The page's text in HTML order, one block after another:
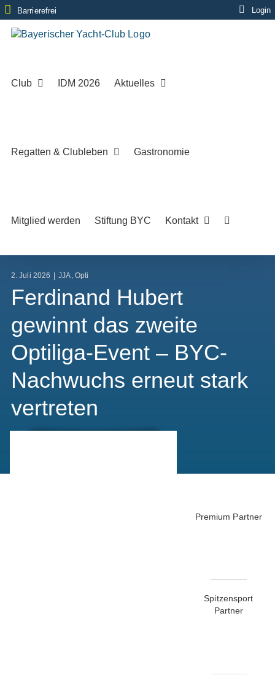
Zum
Inhalt
springen
Barrierefrei Login
Club IDM 2026 Aktuelles
Regatten & Clubleben Gastronomie
Mitglied werden Stiftung BYC Kontakt
2. Juli 2026 JJA, Opti
Ferdinand Hubert
gewinnt das zweite
Optiliga-Event – BYC-
Nachwuchs erneut stark
vertreten
Premium Partner
Spitzensport
Partner